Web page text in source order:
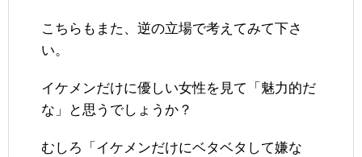
こちらもまた、逆の立場で考えてみて下さ
い。
イケメンだけに優しい女性を見て「魅力的だ
な」と思うでしょうか？
むしろ「イケメンだけにベタベタして嫌な